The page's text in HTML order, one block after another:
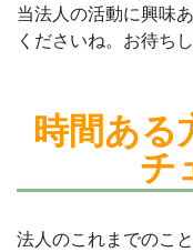
当法人の活動に興味
くださいね。お待ち
時間ある
チ
法人のこれまでのこ